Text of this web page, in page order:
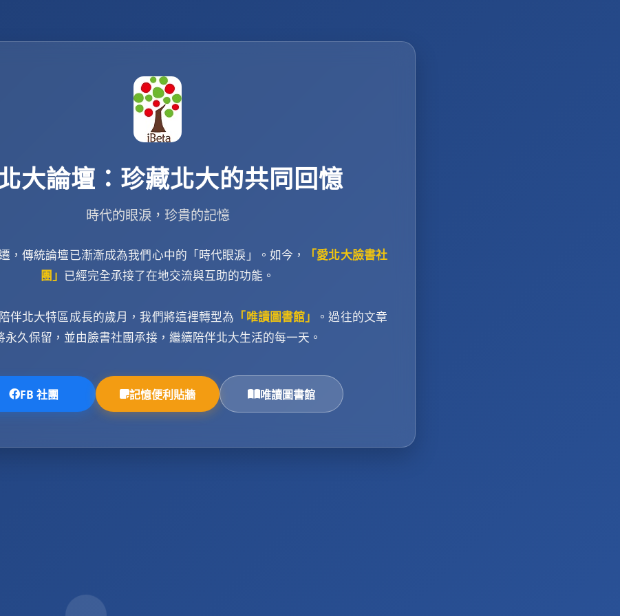
大論壇：珍藏北大的共同回憶
時代的眼淚，珍貴的記憶
，傳統論壇已漸漸成為我們心中的「時代眼淚」。如今，
「愛北大臉書社
團」 已經完全承接了在地交流與互助的功能。
伴北大特區成長的歲月，我們將這裡轉型為 「唯讀圖書館」
。過往的文章
永久保留，並由臉書社團承接，繼續陪伴北大生活的每一天。
FB 社團 記憶便利貼牆 唯讀圖書館